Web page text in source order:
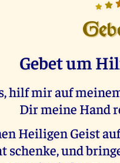
Gebet um
hilf mir auf
Dir meine Hand
Heiligen Geist
schenke, und